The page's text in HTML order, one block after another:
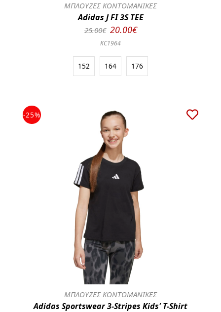
ΜΠΛΟΥΖΕΣ ΚΟΝΤΟΜΑΝΙΚΕΣ
Adidas J FI 3S TEE
25.00€ 20.00€
KC1964
152 164 176
-25%
ΜΠΛΟΥΖΕΣ ΚΟΝΤΟΜΑΝΙΚΕΣ
Adidas Sportswear 3-Stripes Kids' T-Shirt